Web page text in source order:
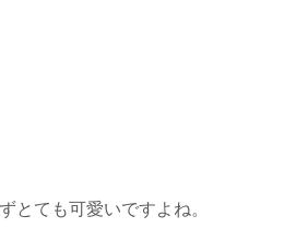
とても可愛いですよね。